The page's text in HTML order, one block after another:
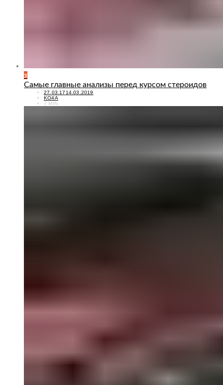
3
Самые главные анализы перед курсом стероидов
POSTED
ON
27.03.1714.03.2019
KO4A
7 MIN